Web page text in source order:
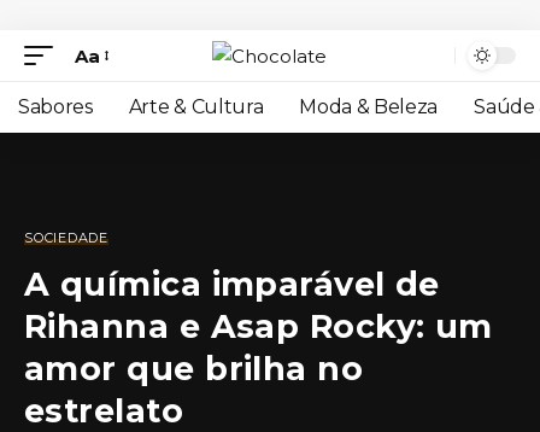
Aa
Sabores Arte & Cultura Moda & Beleza Saúde
SOCIEDADE
A química imparável de
Rihanna e Asap Rocky: um
amor que brilha no
estrelato